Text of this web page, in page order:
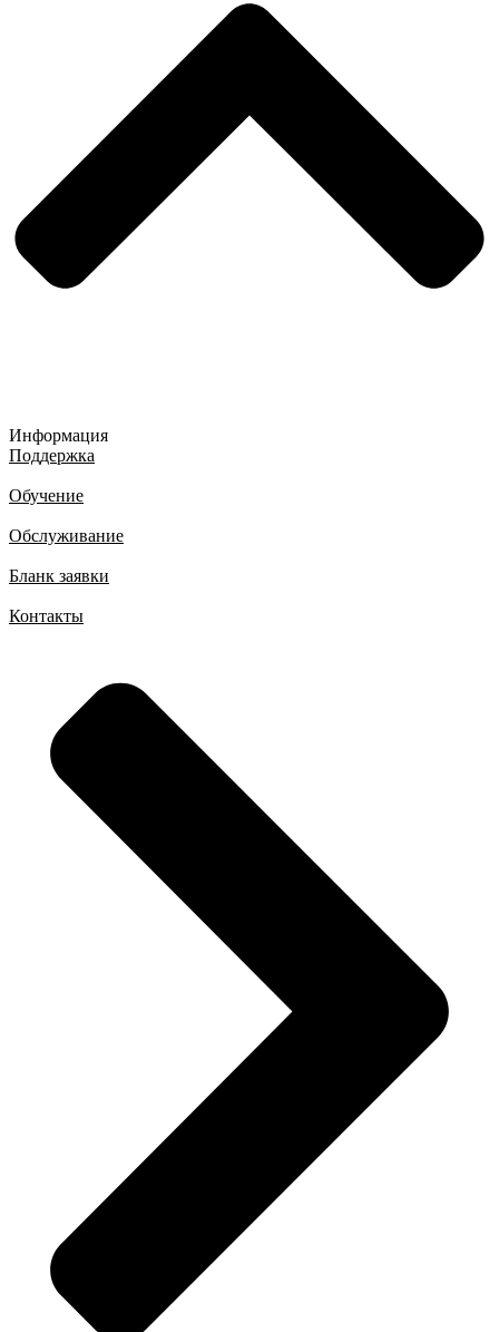
Информация
Поддержка
Обучение
Обслуживание
Бланк заявки
Контакты